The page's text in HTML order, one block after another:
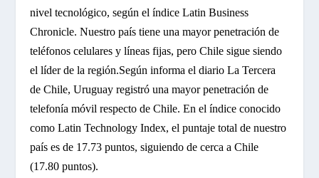
nivel tecnológico, según el índice Latin Business
Chronicle. Nuestro país tiene una mayor penetración de
teléfonos celulares y líneas fijas, pero Chile sigue siendo
el líder de la región.Según informa el diario La Tercera
de Chile, Uruguay registró una mayor penetración de
telefonía móvil respecto de Chile. En el índice conocido
como Latin Technology Index, el puntaje total de nuestro
país es de 17.73 puntos, siguiendo de cerca a Chile
(17.80 puntos).